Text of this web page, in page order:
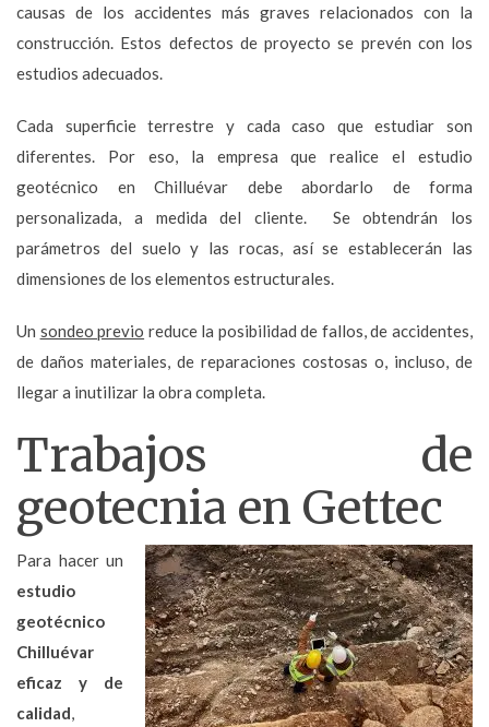
causas de los accidentes más graves relacionados con la
construcción. Estos defectos de proyecto se prevén con los
estudios adecuados.
Cada superficie terrestre y cada caso que estudiar son
diferentes. Por eso, la empresa que realice el estudio
geotécnico en Chilluévar debe abordarlo de forma
personalizada, a medida del cliente. Se obtendrán los
parámetros del suelo y las rocas, así se establecerán las
dimensiones de los elementos estructurales.
Un sondeo previo reduce la posibilidad de fallos, de accidentes,
de daños materiales, de reparaciones costosas o, incluso, de
llegar a inutilizar la obra completa.
Trabajos de
geotecnia en Gettec
Para hacer un
estudio
geotécnico
Chilluévar
eficaz y de
calidad,